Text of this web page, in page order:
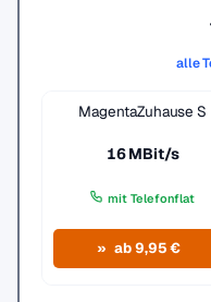
alle
MagentaZuhause S
16 MBit/s
mit Telefonflat
ab 9,95 €